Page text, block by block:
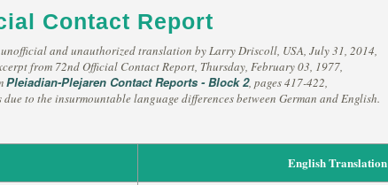
Contact Report
and unauthorized translation by Larry Driscoll, USA, July 31, 2014,
from 72nd Official Contact Report, Thursday, February 03, 1977,
Pleiadian-Plejaren Contact Reports - Block 2, pages 417-422,
to the insurmountable language differences between German and English.
English Translation